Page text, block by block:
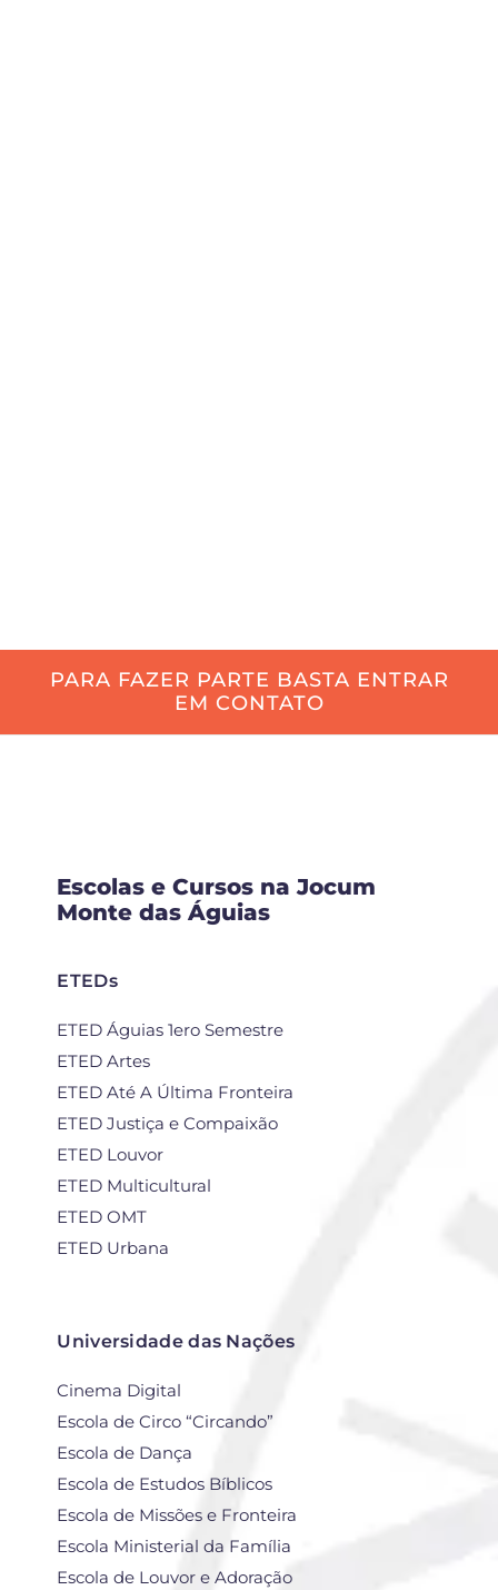
PARA FAZER PARTE BASTA ENTRAR
EM CONTATO
Escolas e Cursos na Jocum
Monte das Águias
ETEDs
ETED Águias 1ero Semestre
ETED Artes
ETED Até A Última Fronteira
ETED Justiça e Compaixão
ETED Louvor
ETED Multicultural
ETED OMT
ETED Urbana
Universidade das Nações
Cinema Digital
Escola de Circo “Circando”
Escola de Dança
Escola de Estudos Bíblicos
Escola de Missões e Fronteira
Escola Ministerial da Família
Escola de Louvor e Adoração